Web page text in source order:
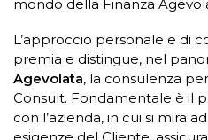
mondo della Finanza
L’approccio personale e di
premia e distingue, nel
Agevolata, la consulenza
Consult. Fondamentale è il
con l’azienda, in cui si mira